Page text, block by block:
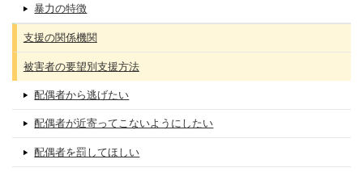
暴力の特徴
支援の関係機関
被害者の要望別支援方法
配偶者から逃げたい
配偶者が近寄ってこないようにしたい
配偶者を罰してほしい